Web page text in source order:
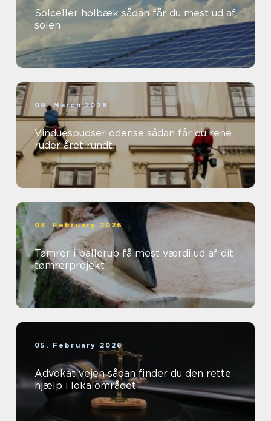
Solceller holbæk sådan får du mest ud af
solen
09. March 2026
Vinduespudser odense sådan får du rene
ruder året rundt
08. February 2026
Tømrer i ballerup få mest værdi ud af dit
tømrerprojekt
05. February 2026
Advokat vejen sådan finder du den rette
hjælp i lokalområdet